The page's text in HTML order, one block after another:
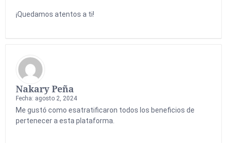
¡Quedamos atentos a ti!
Nakary Peña
Fecha: agosto 2, 2024
Me gustó como esatratificaron todos los beneficios de
pertenecer a esta plataforma.